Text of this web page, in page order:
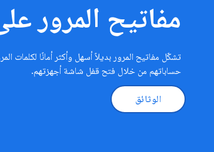
مفاتيح المرور
تشكّل مفاتيح المرور بديلاً أسهل وأكثر أمانًا
حساباتهم من خلال فتح قفل شاشة أجهزتهم.
الوثائق